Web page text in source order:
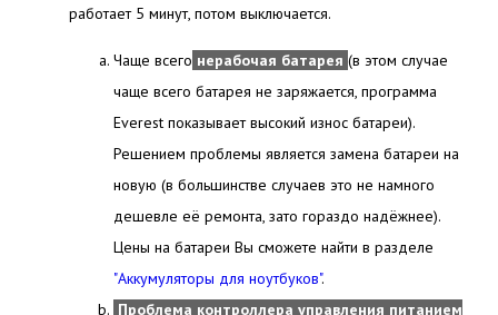
работает 5 минут, потом выключается.
Чаще всего нерабочая батарея (в этом случае
чаще всего батарея не заряжается, программа
Everest показывает высокий износ батареи).
Решением проблемы является замена батареи на
новую (в большинстве случаев это не намного
дешевле её ремонта, зато гораздо надёжнее).
Цены на батареи Вы сможете найти в разделе
"Аккумуляторы для ноутбуков".
Проблема контроллера управления питанием